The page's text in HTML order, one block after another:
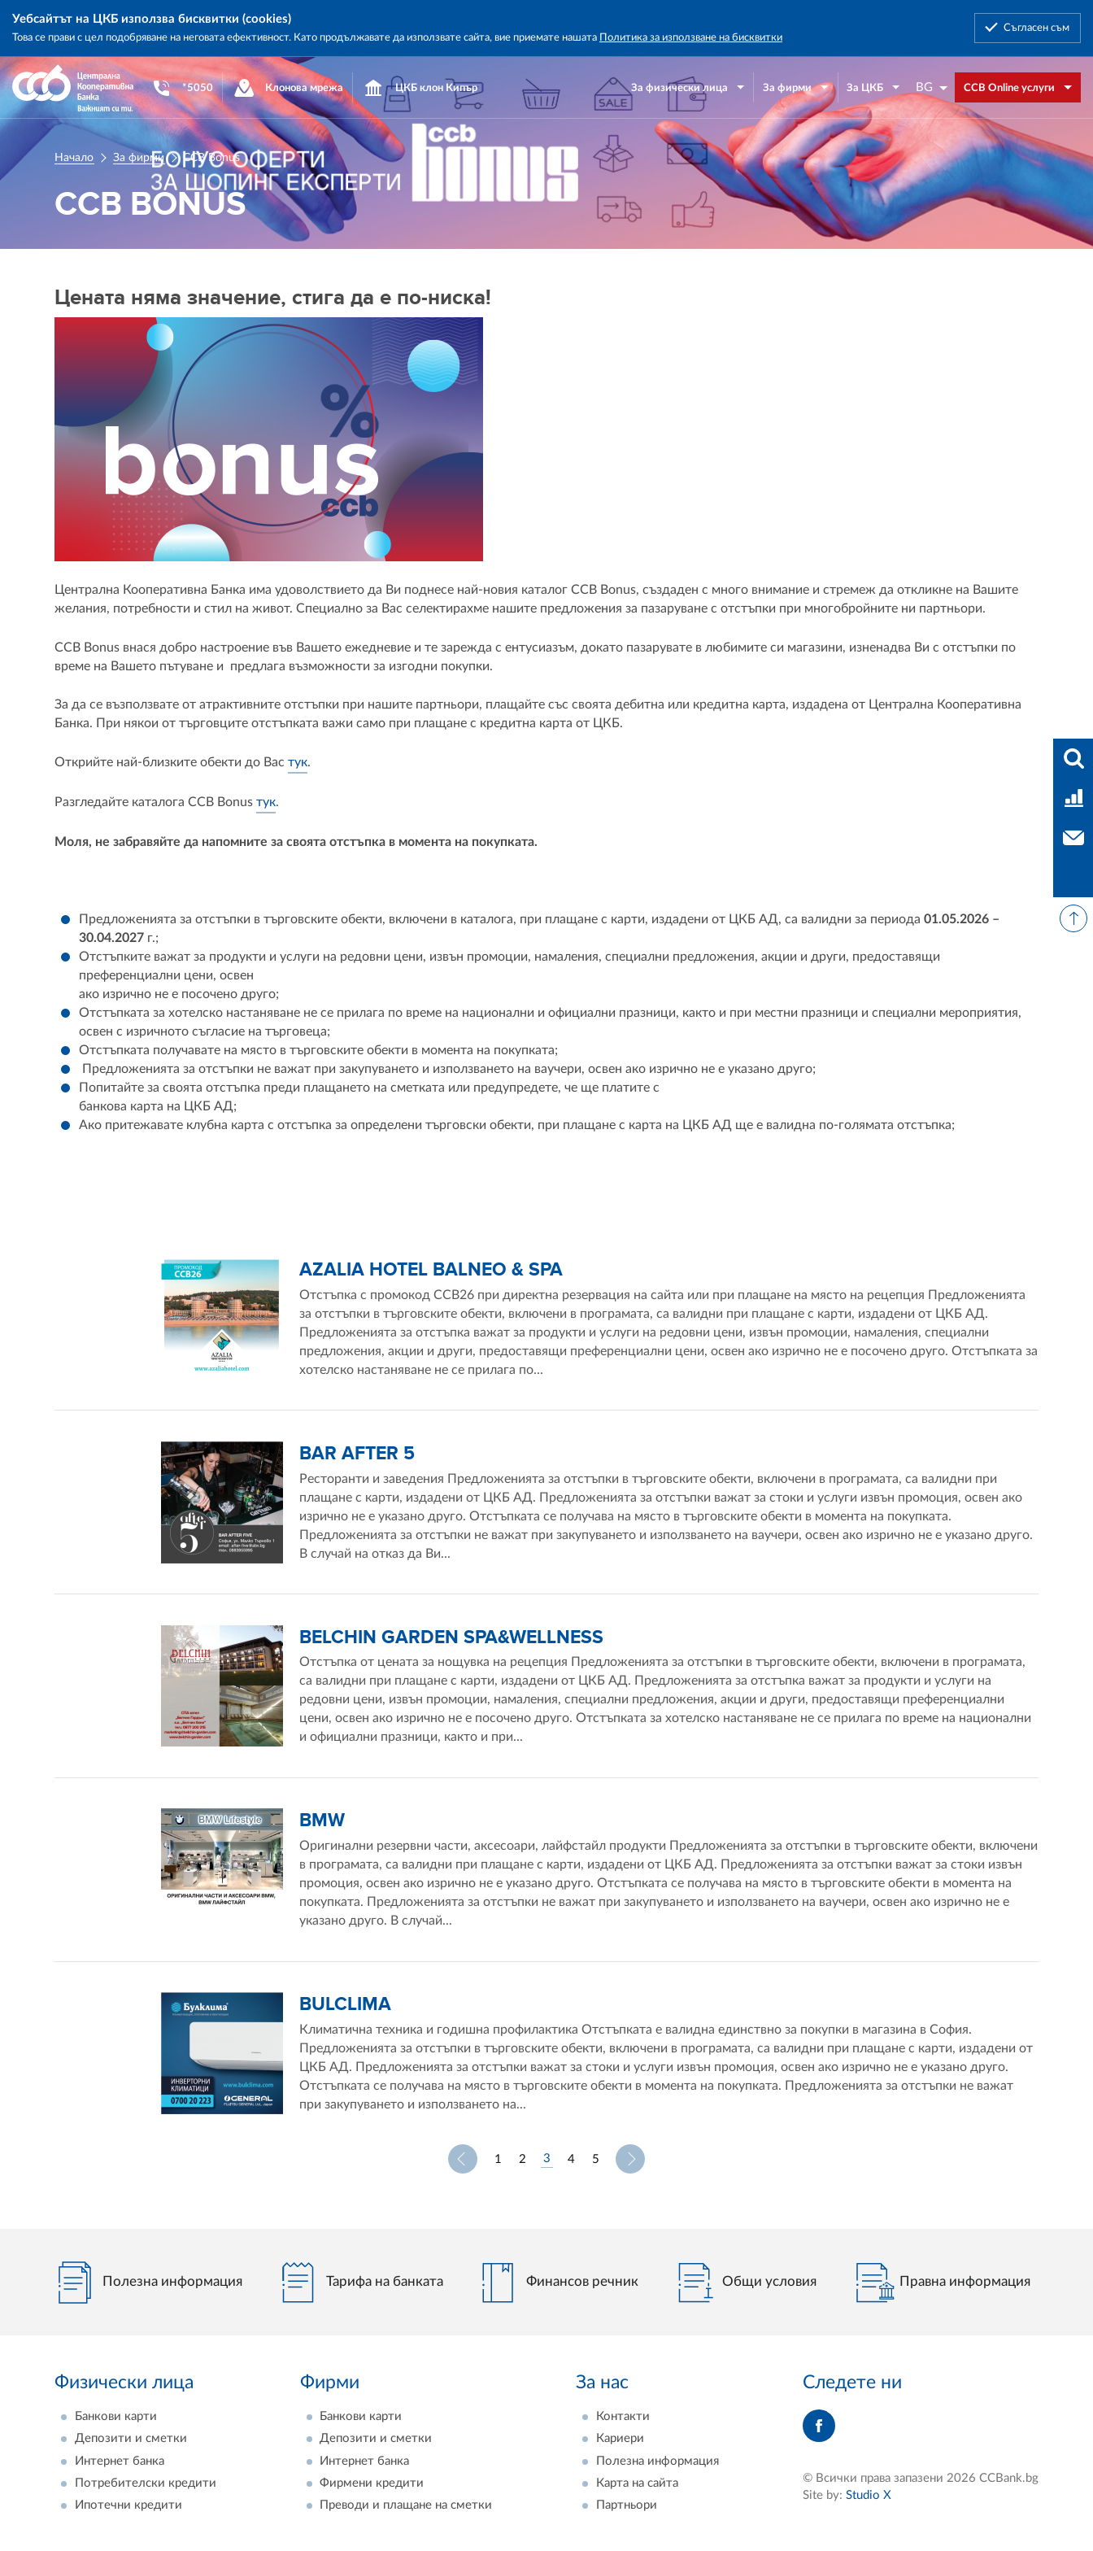
Уебсайтът на ЦКБ използва бисквитки (cookies)
Това се прави с цел подобряване на неговата ефективност. Като продължавате да използвате сайта, вие приемате нашата Политика за използване на бисквитки
Съгласен съм
Central
Cooperative
Bank
*5050 Клонова мрежа ЦКБ клон Кипър За физически лица За фирми За ЦКБ BG CCB Online услуги
Начало За фирми CCB Bonus
CCB BONUS
Цената няма значение, стига да е по-ниска!
Централна Кооперативна Банка има удоволствието да Ви поднесе най-новия каталог CCB Bonus, създаден с много внимание и стремеж да откликне на Вашите
желания, потребности и стил на живот. Специално за Вас селектирахме нашите предложения за пазаруване с отстъпки при многобройните ни партньори.
CCB Bonus внася добро настроение във Вашето ежедневие и те зарежда с ентусиазъм, докато пазарувате в любимите си магазини, изненадва Ви с отстъпки по
време на Вашето пътуване и предлага възможности за изгодни покупки.
За да се възползвате от атрактивните отстъпки при нашите партньори, плащайте със своята дебитна или кредитна карта, издадена от Централна Кооперативна
Банка. При някои от търговците отстъпката важи само при плащане с кредитна карта от ЦКБ.
Открийте най-близките обекти до Вастук.
Разгледайте каталога CCB Bonusтук.
Моля, не забравяйте да напомните за своята отстъпка в момента на покупката.
Предложенията за отстъпки в търговските обекти, включени в каталога, при плащане с карти, издадени от ЦКБ АД, са валидни за периода01.05.2026 –
30.04.2027 г.;
Отстъпките важат за продукти и услуги на редовни цени, извън промоции, намаления, специални предложения, акции и други, предоставящи
преференциални цени, освен
ако изрично не е посочено друго;
Отстъпката за хотелско настаняване не се прилага по време на национални и официални празници, както и при местни празници и специални мероприятия,
освен с изричното съгласие на търговеца;
Отстъпката получавате на място в търговските обекти в момента на покупката;
Предложенията за отстъпки не важат при закупуването и използването на ваучери, освен ако изрично не е указано друго;
Попитайте за своята отстъпка преди плащането на сметката или предупредете, че ще платите с
банкова карта на ЦКБ АД;
Ако притежавате клубна карта с отстъпка за определени търговски обекти, при плащане с карта на ЦКБ АД ще е валидна по-голямата отстъпка;
AZALIA HOTEL BALNEO & SPA
Отстъпка с промокод CCB26 при директна резервация на сайта или при плащане на място на рецепция Предложенията
за отстъпки в търговските обекти, включени в програмата, са валидни при плащане с карти, издадени от ЦКБ АД.
Предложенията за отстъпка важат за продукти и услуги на редовни цени, извън промоции, намаления, специални
предложения, акции и други, предоставящи преференциални цени, освен ако изрично не е посочено друго. Отстъпката за
хотелско настаняване не се прилага по...
BAR AFTER 5
Ресторанти и заведения Предложенията за отстъпки в търговските обекти, включени в програмата, са валидни при
плащане с карти, издадени от ЦКБ АД. Предложенията за отстъпки важат за стоки и услуги извън промоция, освен ако
изрично не е указано друго. Отстъпката се получава на място в търговските обекти в момента на покупката.
Предложенията за отстъпки не важат при закупуването и използването на ваучери, освен ако изрично не е указано друго.
В случай на отказ да Ви...
BELCHIN GARDEN SPA&WELLNESS
Отстъпка от цената за нощувка на рецепция Предложенията за отстъпки в търговските обекти, включени в програмата,
са валидни при плащане с карти, издадени от ЦКБ АД. Предложенията за отстъпка важат за продукти и услуги на
редовни цени, извън промоции, намаления, специални предложения, акции и други, предоставящи преференциални
цени, освен ако изрично не е посочено друго. Отстъпката за хотелско настаняване не се прилага по време на национални
и официални празници, както и при...
BMW
Оригинални резервни части, аксесоари, лайфстайл продукти Предложенията за отстъпки в търговските обекти, включени
в програмата, са валидни при плащане с карти, издадени от ЦКБ АД. Предложенията за отстъпки важат за стоки извън
промоция, освен ако изрично не е указано друго. Отстъпката се получава на място в търговските обекти в момента на
покупката. Предложенията за отстъпки не важат при закупуването и използването на ваучери, освен ако изрично не е
указано друго. В случай...
BULCLIMA
Климатична техника и годишна профилактика Отстъпката е валидна единствно за покупки в магазина в София.
Предложенията за отстъпки в търговските обекти, включени в програмата, са валидни при плащане с карти, издадени от
ЦКБ АД. Предложенията за отстъпки важат за стоки и услуги извън промоция, освен ако изрично не е указано друго.
Отстъпката се получава на място в търговските обекти в момента на покупката. Предложенията за отстъпки не важат
при закупуването и използването на...
1 2 3 4 5
Полезна информация Тарифа на банката Финансов речник Общи условия Правна информация
Физически лица
Банкови карти
Депозити и сметки
Интернет банка
Потребителски кредити
Ипотечни кредити
Фирми
Банкови карти
Депозити и сметки
Интернет банка
Фирмени кредити
Преводи и плащане на сметки
За нас
Контакти
Кариери
Полезна информация
Карта на сайта
Партньори
Следете ни
© Всички права запазени 2026 CCBank.bg
Site by: Studio X